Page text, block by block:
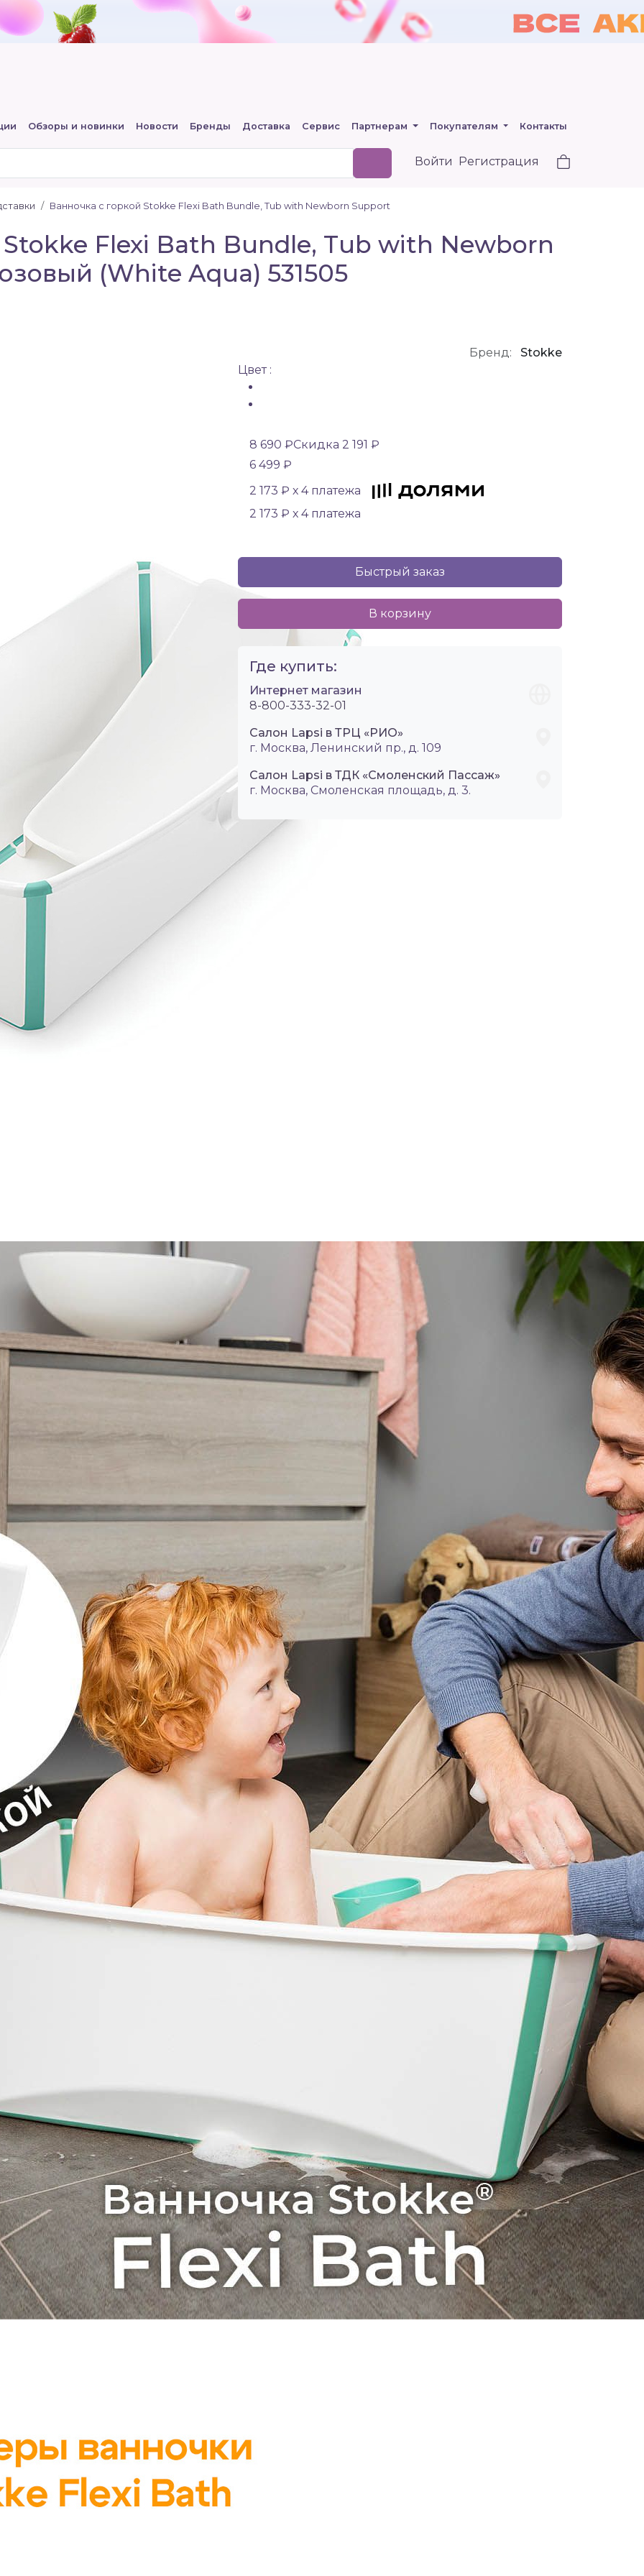
Обзоры и новинки Новости Бренды Доставка Сервис Партнерам Покупателям Контакты
Войти Регистрация
Ванночка с горкой Stokke Flexi Bath Bundle, Tub with Newborn Support
Flexi Bath Bundle, Tub with Newborn
(White Aqua) 531505
Бренд:
Stokke
Цвет :
8 690 ₽Скидка 2 191 ₽
6 499 ₽
2 173 ₽ х 4 платежа
2 173 ₽ х 4 платежа
Быстрый заказ
В корзину
Где купить:
Интернет магазин
8-800-333-32-01
Салон Lapsi в ТРЦ «РИО»
г. Москва, Ленинский пр., д. 109
Салон Lapsi в ТДК «Смоленский Пассаж»
г. Москва, Смоленская площадь, д. 3.